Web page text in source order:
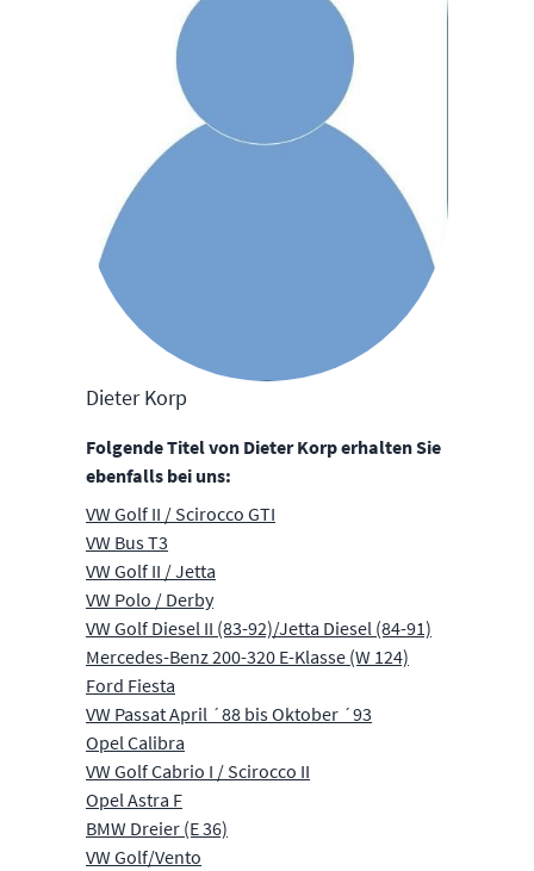
Dieter Korp
Folgende Titel von Dieter Korp erhalten Sie
ebenfalls bei uns:
VW Golf II / Scirocco GTI
VW Bus T3
VW Golf II / Jetta
VW Polo / Derby
VW Golf Diesel II (83-92)/Jetta Diesel (84-91)
Mercedes-Benz 200-320 E-Klasse (W 124)
Ford Fiesta
VW Passat April ´88 bis Oktober ´93
Opel Calibra
VW Golf Cabrio I / Scirocco II
Opel Astra F
BMW Dreier (E 36)
VW Golf/Vento